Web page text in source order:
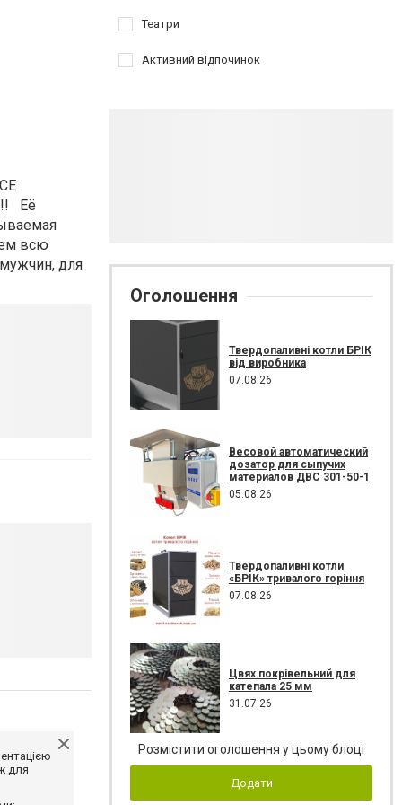
Её
всю
для
для
Театри
Активний відпочинок
Оголошення
Твердопаливні котли БРІК
від виробника
07.08.26
Весовой автоматический
дозатор для сыпучих
материалов ДВС 301-50-1
05.08.26
Твердопаливні котли
«БРІК» тривалого горіння
07.08.26
Цвях покрівельний для
катепала 25 мм
31.07.26
Розмістити оголошення у цьому блоці
Додати